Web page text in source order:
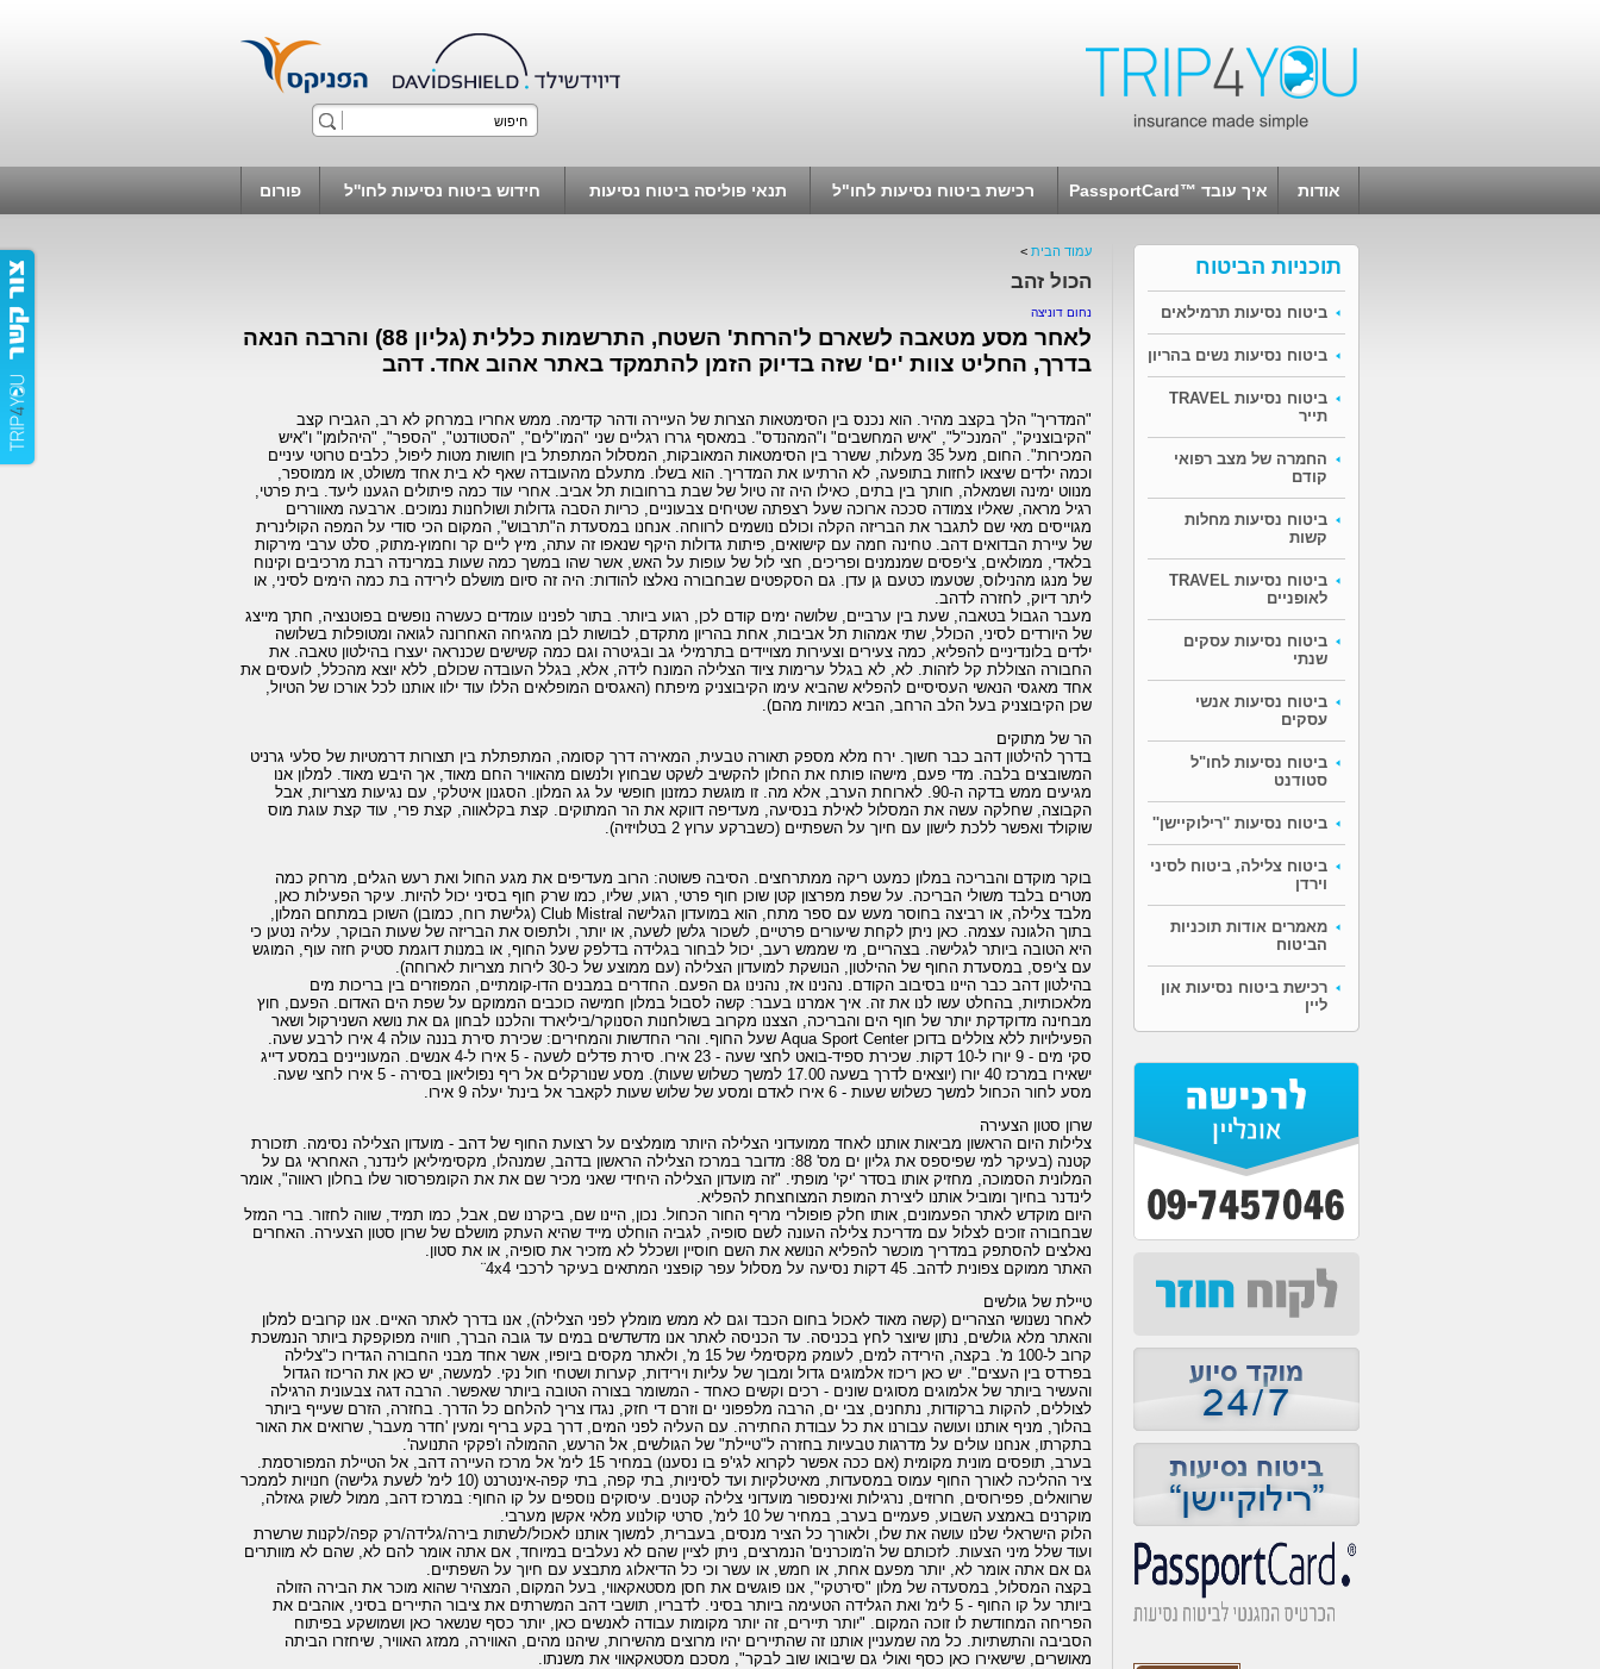
אודות איך עובד ™PassportCard רכישת ביטוח נסיעות לחו"ל תנאי פוליסה ביטוח נסיעות חידוש ביטוח נסיעות לחו''ל פורום
תוכניות הביטוח
ביטוח נסיעות תרמילאים
ביטוח נסיעות נשים בהריון
ביטוח נסיעות TRAVEL
תייר
החמרה של מצב רפואי
קודם
ביטוח נסיעות מחלות
קשות
ביטוח נסיעות TRAVEL
לאופניים
ביטוח נסיעות עסקים
שנתי
ביטוח נסיעות אנשי
עסקים
ביטוח נסיעות לחו"ל
סטודנט
ביטוח נסיעות ''רילוקיישן''
ביטוח צלילה, ביטוח לסיני
וירדן
מאמרים אודות תוכניות
הביטוח
רכישת ביטוח נסיעות און
ליין
עמוד הבית >
הכול זהב
נחום דוניצה
לאחר מסע מטאבה לשארם ל'הרחת' השטח, התרשמות כללית (גליון 88) והרבה הנאה
בדרך, החליט צוות 'ים' שזה בדיוק הזמן להתמקד באתר אהוב אחד. דהב
"המדריך" הלך בקצב מהיר. הוא נכנס בין הסימטאות הצרות של העיירה ודהר קדימה. ממש אחריו במרחק לא רב, הגבירו קצב
"הקיבוצניק", "המנכ"ל", "איש המחשבים" ו"המהנדס". במאסף גררו רגליים שני "המו"לים", "הסטודנט", "הספר", "היהלומן" ו"איש
המכירות". החום, מעל 35 מעלות, ששרר בין הסימטאות המאובקות, המסלול המתפתל בין חושות מטות ליפול, כלבים טרוטי עיניים
וכמה ילדים שיצאו לחזות בתופעה, לא הרתיעו את המדריך. הוא בשלו. מתעלם מהעובדה שאף לא בית אחד משולט, או ממוספר,
מנווט ימינה ושמאלה, חותך בין בתים, כאילו היה זה טיול של שבת ברחובות תל אביב. אחרי עוד כמה פיתולים הגענו ליעד. בית פרטי,
רגיל מראה, שאליו צמודה סככה ארוכה שעל רצפתה שטיחים צבעוניים, כריות הסבה גדולות ושולחנות נמוכים. ארבעה מאווררים
מגוייסים מאי שם לתגבר את הבריזה הקלה וכולם נושמים לרווחה. אנחנו במסעדת ה"תרבוש", המקום הכי סודי על המפה הקולינרית
של עיירת הבדואים דהב. טחינה חמה עם קישואים, פיתות גדולות היקף שנאפו זה עתה, מיץ ליים קר וחמוץ-מתוק, סלט ערבי מירקות
בלאדי, ממולאים, צ'יפסים שמנמנים ופריכים, חצי לול של עופות על האש, אשר שהו במשך כמה שעות במרינדה רבת מרכיבים וקינוח
של מנגו מהנילוס, שטעמו כטעם גן עדן. גם הסקפטים שבחבורה נאלצו להודות: היה זה סיום מושלם לירידה בת כמה הימים לסיני, או
ליתר דיוק, לחזרה לדהב.
מעבר הגבול בטאבה, שעת בין ערביים, שלושה ימים קודם לכן, רגוע ביותר. בתור לפנינו עומדים כעשרה נופשים בפוטנציה, חתך מייצג
של היורדים לסיני, הכולל, שתי אמהות תל אביבות, אחת בהריון מתקדם, לבושות לבן מהגיחה האחרונה לגואה ומטופלות בשלושה
ילדים בלונדיניים להפליא, כמה צעירים וצעירות מצויידים בתרמילי גב ובגיטרה וגם כמה קשישים שכנראה יעצרו בהילטון טאבה. את
החבורה הצוללת קל לזהות. לא, לא בגלל ערימות ציוד הצלילה המונח לידה, אלא, בגלל העובדה שכולם, ללא יוצא מהכלל, לועסים את
אחד מאגסי הנאשי העסיסיים להפליא שהביא עימו הקיבוצניק מיפתח (האגסים המופלאים הללו עוד ילוו אותנו לכל אורכו של הטיול,
שכן הקיבוצניק בעל הלב הרחב, הביא כמויות מהם).
הר של מתוקים
בדרך להילטון דהב כבר חשוך. ירח מלא מספק תאורה טבעית, המאירה דרך קסומה, המתפתלת בין תצורות דרמטיות של סלעי גרניט
המשובצים בלבה. מדי פעם, מישהו פותח את החלון להקשיב לשקט שבחוץ ולנשום מהאוויר החם מאוד, אך היבש מאוד. למלון אנו
מגיעים ממש בדקה ה-90. לארוחת הערב, אלא מה. זו מוגשת כמזנון חופשי על גג המלון. הסגנון איטלקי, עם נגיעות מצריות, אבל
הקבוצה, שחלקה עשה את המסלול לאילת בנסיעה, מעדיפה דווקא את הר המתוקים. קצת בקלאווה, קצת פרי, עוד קצת עוגת מוס
שוקולד ואפשר ללכת לישון עם חיוך על השפתיים (כשברקע ערוץ 2 בטלויזיה).
בוקר מוקדם והבריכה במלון כמעט ריקה ממתרחצים. הסיבה פשוטה: הרוב מעדיפים את מגע החול ואת רעש הגלים, מרחק כמה
מטרים בלבד משולי הבריכה. על שפת מפרצון קטן שוכן חוף פרטי, רגוע, שליו, כמו שרק חוף בסיני יכול להיות. עיקר הפעילות כאן,
מלבד צלילה, או רביצה בחוסר מעש עם ספר מתח, הוא במועדון הגלישה Club Mistral (גלישת רוח, כמובן) השוכן במתחם המלון,
בתוך הלגונה עצמה. כאן ניתן לקחת שיעורים פרטיים, לשכור גלשן לשעה, או יותר, ולתפוס את הבריזה של שעות הבוקר, עליה נטען כי
היא הטובה ביותר לגלישה. בצהריים, מי שממש רעב, יכול לבחור בגלידה בדלפק שעל החוף, או במנות דוגמת סטיק חזה עוף, המוגש
עם צ'יפס, במסעדת החוף של ההילטון, הנושקת למועדון הצלילה (עם ממוצע של כ-30 לירות מצריות לארוחה).
בהילטון דהב כבר היינו בסיבוב הקודם. נהנינו אז, נהנינו גם הפעם. החדרים במבנים הדו-קומתיים, המפוזרים בין בריכות מים
מלאכותיות, בהחלט עשו לנו את זה. איך אמרנו בעבר: קשה לסבול במלון חמישה כוכבים הממוקם על שפת הים האדום. הפעם, חוץ
מבחינה מדוקדקת יותר של חוף הים והבריכה, הצצנו מקרוב בשולחנות הסנוקר/ביליארד והלכנו לבחון גם את נושא השנירקול ושאר
הפעילויות ללא צוללים בדוכן Aqua Sport Center שעל החוף. והרי החדשות והמחירים: שכירת סירת בננה עולה 4 אירו לרבע שעה.
סקי מים - 9 יורו ל-10 דקות. שכירת ספיד-בואט לחצי שעה - 23 אירו. סירת פדלים לשעה - 5 אירו ל-4 אנשים. המעוניינים במסע דייג
ישאירו במרכז 40 יורו (יוצאים לדרך בשעה 17.00 למשך כשלוש שעות). מסע שנורקלים אל ריף נפוליאון בסירה - 5 אירו לחצי שעה.
מסע לחור הכחול למשך כשלוש שעות - 6 אירו לאדם ומסע של שלוש שעות לקאבר אל בינת' יעלה 9 אירו.
שרון סטון הצעירה
צלילות היום הראשון מביאות אותנו לאחד ממועדוני הצלילה היותר מומלצים על רצועת החוף של דהב - מועדון הצלילה נסימה. תזכורת
קטנה (בעיקר למי שפיספס את גליון ים מס' 88: מדובר במרכז הצלילה הראשון בדהב, שמנהלו, מקסימיליאן לינדנר, האחראי גם על
המלונית הסמוכה, מחזיק אותו בסדר 'יקי' מופתי. "זה מועדון הצלילה היחידי שאני מכיר שם את את הקומפרסור שלו בחלון ראווה", אומר
לינדנר בחיוך ומוביל אותנו ליצירת המופת המצוחצחת להפליא.
היום מוקדש לאתר הפעמונים, אותו חלק פופולרי מריף החור הכחול. נכון, היינו שם, ביקרנו שם, אבל, כמו תמיד, שווה לחזור. ברי המזל
שבחבורה זוכים לצלול עם מדריכת צלילה העונה לשם סופיה, לגביה הוחלט מייד שהיא העתק מושלם של שרון סטון הצעירה. האחרים
נאלצים להסתפק במדריך מוכשר להפליא הנושא את השם חוסיין ושכלל לא מזכיר את סופיה, או את סטון.
האתר ממוקם צפונית לדהב. 45 דקות נסיעה על מסלול עפר קופצני המתאים בעיקר לרכבי 4x4¨
טיילת של גולשים
לאחר נשנושי הצהריים (קשה מאוד לאכול בחום הכבד וגם לא ממש מומלץ לפני הצלילה), אנו בדרך לאתר האיים. אנו קרובים למלון
והאתר מלא גולשים, נתון שיוצר לחץ בכניסה. עד הכניסה לאתר אנו מדשדשים במים עד גובה הברך, חוויה מפוקפקת ביותר הנמשכת
קרוב ל-100 מ'. בקצה, הירידה למים, לעומק מקסימלי של 15 מ', ולאתר מקסים ביופיו, אשר אחד מבני החבורה הגדירו כ"צלילה
בפרדס בין העצים". יש כאן ריכוז אלמוגים גדול ומבוך של עליות וירידות, קערות ושטחי חול נקי. למעשה, יש כאן את הריכוז הגדול
והעשיר ביותר של אלמוגים מסוגים שונים - רכים וקשים כאחד - המשומר בצורה הטובה ביותר שאפשר. הרבה דגה צבעונית הרגילה
לצוללים, להקות ברקודות, נתחנים, צבי ים, הרבה מלפפוני ים וזרם די חזק, נגדו צריך להלחם כל הדרך. בחזרה, הזרם שעייף ביותר
בהלוך, מניף אותנו ועושה עבורנו את כל עבודת החתירה. עם העליה לפני המים, דרך בקע בריף ומעין 'חדר מעבר', שרואים את האור
בתקרתו, אנחנו עולים על מדרגות טבעיות בחזרה ל"טיילת" של הגולשים, אל הרעש, ההמולה ו'פקקי התנועה'.
בערב, תופסים מונית מקומית (אם ככה אפשר לקרוא לגי'פ בו נסענו) במחיר 15 לימ' אל מרכז העיירה דהב, אל הטיילת המפורסמת.
ציר ההליכה לאורך החוף עמוס במסעדות, מאיטלקיות ועד לסיניות, בתי קפה, בתי קפה-אינטרנט (10 לימ' לשעת גלישה) חנויות לממכר
שרוואלים, פפירוסים, חרוזים, נרגילות ואינספור מועדוני צלילה קטנים. עיסוקים נוספים על קו החוף: במרכז דהב, ממול לשוק גאזלה,
מוקרנים באמצע השבוע, פעמיים בערב, במחיר של 10 לימ', סרטי קולנוע מלאי אקשן מערבי.
הלוק הישראלי שלנו עושה את שלו, ולאורך כל הציר מנסים, בעברית, למשוך אותנו לאכול/לשתות בירה/גלידה/רק קפה/לקנות שרשרת
ועוד שלל מיני הצעות. לזכותם של ה'מוכרנים' הנמרצים, ניתן לציין שהם לא נעלבים במיוחד, אם אתה אומר להם לא, שהם לא מוותרים
גם אם אתה אומר לא, יותר מפעם אחת, או חמש, או עשר וכי כל הדיאלוג מתבצע עם חיוך על השפתיים.
בקצה המסלול, במסעדה של מלון "סירטקי", אנו פוגשים את חסן מסטאקאווי, בעל המקום, המצהיר שהוא מוכר את הבירה הזולה
ביותר על קו החוף - 5 לימ' ואת הגלידה הטעימה ביותר בסיני. לדבריו, תושבי דהב המשרתים את ציבור התיירים בסיני, אוהבים את
הפריחה המחודשת לו זוכה המקום. "יותר תיירים, זה יותר מקומות עבודה לאנשים כאן, יותר כסף שנשאר כאן ושמושקע בפיתוח
הסביבה והתשתיות. כל מה שמעניין אותנו זה שהתיירים יהיו מרוצים מהשירות, שיהנו מהים, האווירה, ממזג האוויר, שיחזרו הביתה
מאושרים, שישאירו כאן כסף ואולי גם שיבואו שוב לבקר", מסכם מסטאקאווי את משנתו.